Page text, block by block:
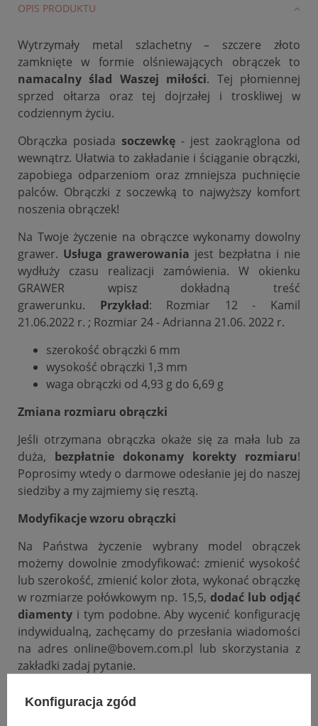
OPIS PRODUKTU
Wytrzymały metal szlachetny – szczere złoto
zamknięte w formie olśniewających obrączek to
namacalny ślad Waszej miłości. Tej płomiennej
sprzed ołtarza oraz tej dojrzałej i troskliwej w
codziennym życiu.
Obrączka posiada soczewkę - jest zaokrąglona od
wewnątrz. Ułatwia to zakładanie i ściąganie obrączki,
zapobiega odparzeniom oraz zmniejsza puchnięcie
palców. Obrączki z soczewką to najwyższy komfort
noszenia obrączek!
Na Twoje życzenie na obrączce wykonamy dowolny
grawer. Usługa grawerowania jest bezpłatna i nie
wydłuży czasu realizacji zamówienia. W okienku
GRAWER wpisz dokładną treść
grawerunku.
Przykład: Rozmiar 12 - Kamil
21.06.2022 r. ; Rozmiar 24 - Adrianna 21.06. 2022 r.
szerokość obrączki 6 mm
wysokość obrączki 1,3 mm
waga obrączki od 4,93 g do 6,69 g
Zmiana rozmiaru obrączki
Jeśli otrzymana obrączka okaże się za mała lub za
duża, bezpłatnie dokonamy korekty rozmiaru!
Poprosimy wtedy o darmowe odesłanie jej do naszej
siedziby a my zajmiemy się resztą.
Modyfikacje wzoru obrączki
Na Państwa życzenie wybrany model obrączek
możemy dowolnie zmodyfikować: zmienić wysokość
lub szerokość, zmienić kolor złota, wykonać obrączkę
w rozmiarze połówkowym np. 15,5, dodać lub odjąć
diamenty i tym podobne. Aby wycenić konfigurację
indywidualną, zachęcamy do przesłania wiadomości
na adres online@bovem.com.pl lub skorzystania z
zakładki zadaj pytanie.
Podana cena dotyczy jednej sztuki.
Konfiguracja zgód